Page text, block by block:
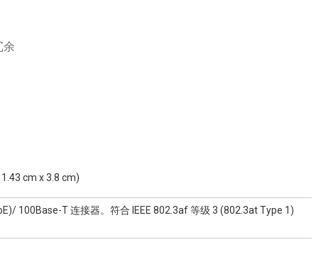
余
cm x 3.8 cm)
100Base-T 连接器。符合 IEEE 802.3af 等级 3 (802.3at Type 1)